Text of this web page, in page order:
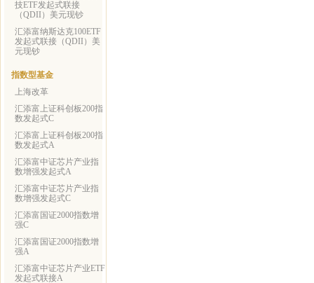
技ETF发起式联接
（QDII）美元现钞
汇添富纳斯达克100ETF
发起式联接（QDII）美
元现钞
指数型基金
上海改革
汇添富上证科创板200指
数发起式C
汇添富上证科创板200指
数发起式A
汇添富中证芯片产业指
数增强发起式A
汇添富中证芯片产业指
数增强发起式C
汇添富国证2000指数增
强C
汇添富国证2000指数增
强A
汇添富中证芯片产业ETF
发起式联接A